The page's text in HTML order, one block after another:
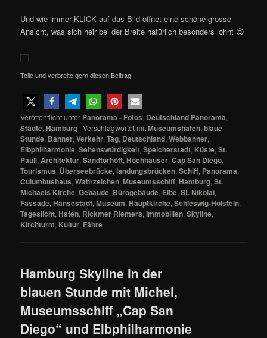
Und wie immer KLICK auf das Bild öffnet eine schöne grosse
Ansicht, was sich heir bei der Breite natürlich besonders lohnt 😉
Teile und verbreite gern diesen Beitrag:
Veröffentlicht unter Panorama - Fotos, Deutschland Panorama,
Städte, Hamburg |Verschlagwortet mitMuseumshafen,blaue
Stunde, Banner,Verkehr,Tag, Deutschland,Webbanner,
Elbphilharmonie,Sehenswürdigkeit,Speicherstadt, Küste,St.
Pauli, Architektur,Sandtorhöft, Hochhäuser,Cap San Diego,
Tourismus, Überseebrücke,landungsbrücken,Schiff, Panorama,
Culumbushaus,Wahrzeichen,Museumsschiff, Hamburg,St.
Michaels Kirche,Gebäude, Bürogebäude, Elbe,St. Nikolai,
Fassade, Hansestadt,Museum, Hauptkirche,Schleswig-Holstein,
Tageslicht, Hafen, Rickmer Riemers,Immobilien,Skyline,
Kirchturm, Kultur, Fähre
Hamburg Skyline in der
blauen Stunde mit Michel,
Museumsschiff „Cap San
Diego“ und Elbphilharmonie